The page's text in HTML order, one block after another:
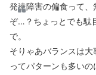
発達障害の偏食って
ぞ…？ちょっとでも駄
で。
そりゃあバランスは
ってパターンも多いの